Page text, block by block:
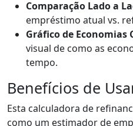
Comparação Lado a
empréstimo atual vs.
Gráfico de Economias
visual de como as
tempo.
Benefícios de
Esta calculadora de
como um estimador de